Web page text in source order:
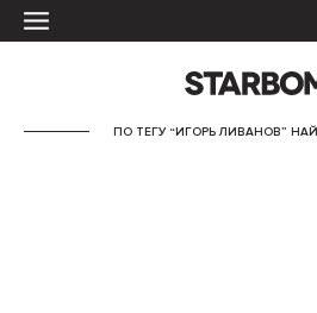
ПО ТЕГУ “ИГОРЬ ЛИВАНОВ”